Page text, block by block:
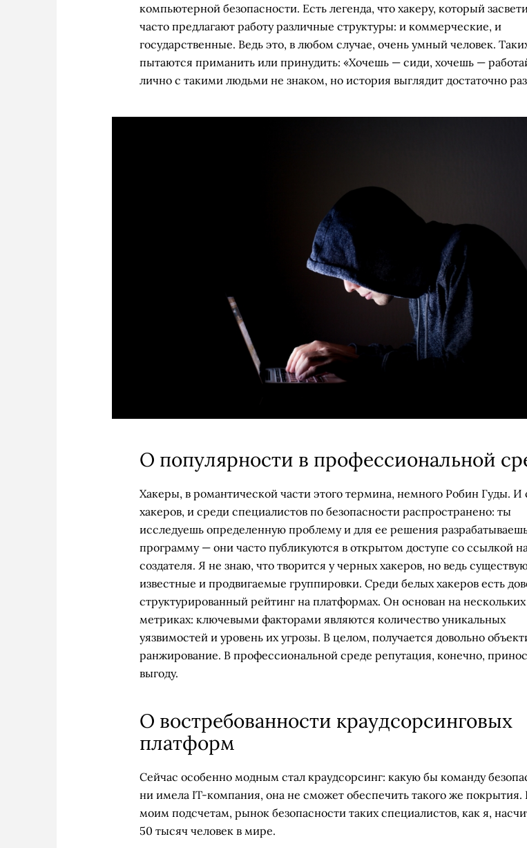
компьютерной безопасности. Есть легенда, что хакеру, который
часто предлагают работу различные структуры: и коммерческие, и
государственные. Ведь это, в любом случае, очень умный человек.
пытаются приманить или принудить: «Хочешь — сиди, хочешь —
лично с такими людьми не знаком, но история выглядит достаточно
О популярности в профессиональной
Хакеры, в романтической части этого термина, немного Робин Гуды. И
хакеров, и среди специалистов по безопасности распространено: ты
исследуешь определенную проблему и для ее решения
программу — они часто публикуются в открытом доступе со ссылкой
создателя. Я не знаю, что творится у черных хакеров, но ведь
известные и продвигаемые группировки. Среди белых хакеров есть
структурированный рейтинг на платформах. Он основан на нескольких
метриках: ключевыми факторами являются количество уникальных
уязвимостей и уровень их угрозы. В целом, получается довольно
ранжирование. В профессиональной среде репутация, конечно,
выгоду.
О востребованности краудсорсинговых
платформ
Сейчас особенно модным стал краудсорсинг: какую бы команду
ни имела IT-компания, она не сможет обеспечить такого же покрытия.
моим подсчетам, рынок безопасности таких специалистов, как я,
50 тысяч человек в мире.